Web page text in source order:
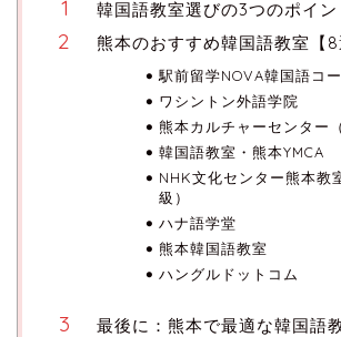
韓国語教室選びの3つのポイン
熊本のおすすめ韓国語教室【8
駅前留学NOVA韓国語コ
ワシントン外語学院
熊本カルチャーセンター
韓国語教室・熊本YMCA
NHK文化センター熊本教
級）
ハナ語学堂
熊本韓国語教室
ハングルドットコム
最後に：熊本で最適な韓国語